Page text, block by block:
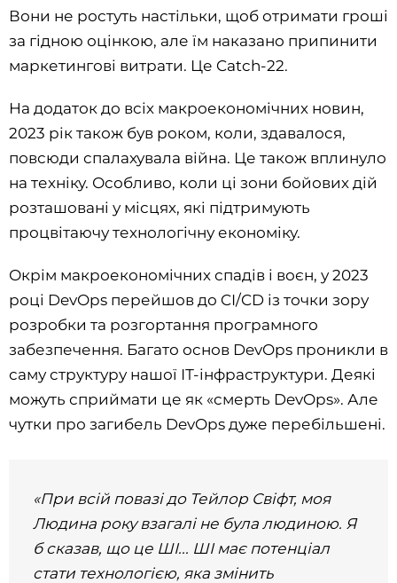
Вони не ростуть настільки, щоб отримати гроші
за гідною оцінкою, але їм наказано припинити
маркетингові витрати. Це Catch-22.
На додаток до всіх макроекономічних новин,
2023 рік також був роком, коли, здавалося,
повсюди спалахувала війна. Це також вплинуло
на техніку. Особливо, коли ці зони бойових дій
розташовані у місцях, які підтримують
процвітаючу технологічну економіку.
Окрім макроекономічних спадів і воєн, у 2023
році DevOps перейшов до CI/CD із точки зору
розробки та розгортання програмного
забезпечення. Багато основ DevOps проникли в
саму структуру нашої ІТ-інфраструктури. Деякі
можуть сприймати це як «смерть DevOps». Але
чутки про загибель DevOps дуже перебільшені.
«При всій повазі до Тейлор Свіфт, моя
Людина року взагалі не була людиною. Я
б сказав, що це ШІ... ШІ має потенціал
стати технологією, яка змінить